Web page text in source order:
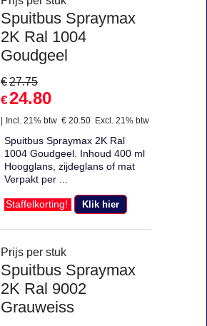
Spuitbus Spraymax
2K Ral 1004
Goudgeel
€27.75
€24.80
Incl. 21% btw € 20.50 Excl. 21% btw
Spuitbus Spraymax 2K Ral
1004 Goudgeel. Inhoud 400 ml
Hoogglans, zijdeglans of mat
Verpakt per ...
Staffelkorting! Klik hier
Prijs per stuk
Spuitbus Spraymax
2K Ral 9002
Grauweiss